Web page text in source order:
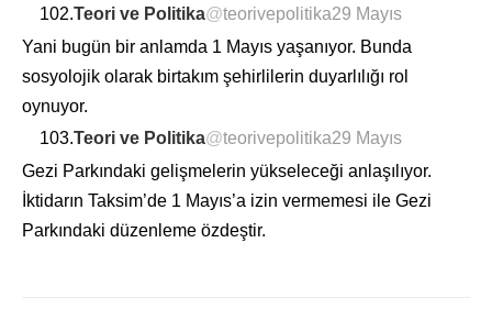
102.Teori ve Politika@teorivepolitika29 Mayıs
Yani bugün bir anlamda 1 Mayıs yaşanıyor. Bunda
sosyolojik olarak birtakım şehirlilerin duyarlılığı rol
oynuyor.
103.Teori ve Politika@teorivepolitika29 Mayıs
Gezi Parkındaki gelişmelerin yükseleceği anlaşılıyor.
İktidarın Taksim’de 1 Mayıs’a izin vermemesi ile Gezi
Parkındaki düzenleme özdeştir.